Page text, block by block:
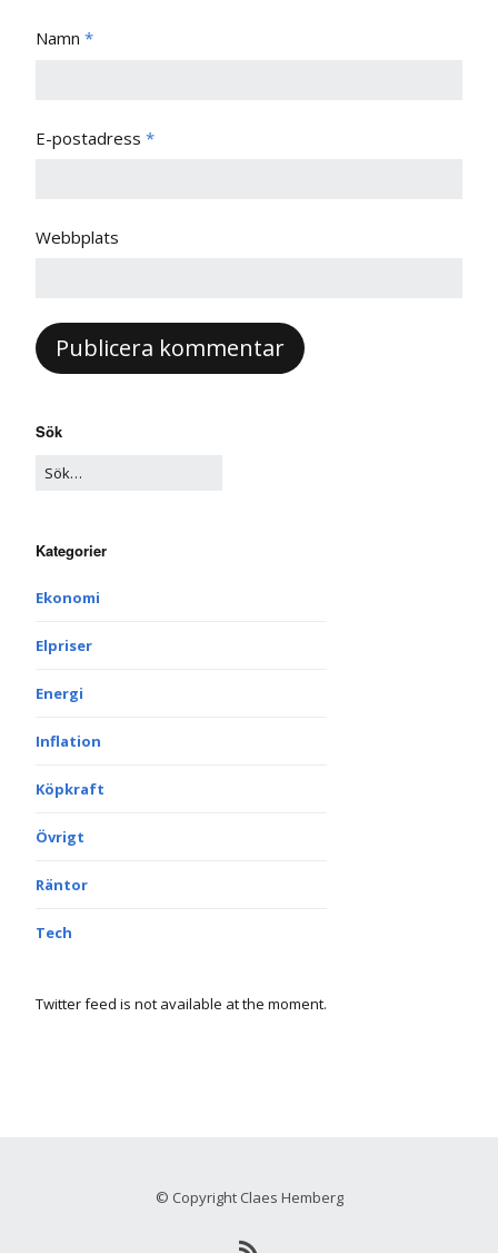
Namn *
E-postadress *
Webbplats
Sök
Kategorier
Ekonomi
Elpriser
Energi
Inflation
Köpkraft
Övrigt
Räntor
Tech
Twitter feed is not available at the moment.
© Copyright Claes Hemberg